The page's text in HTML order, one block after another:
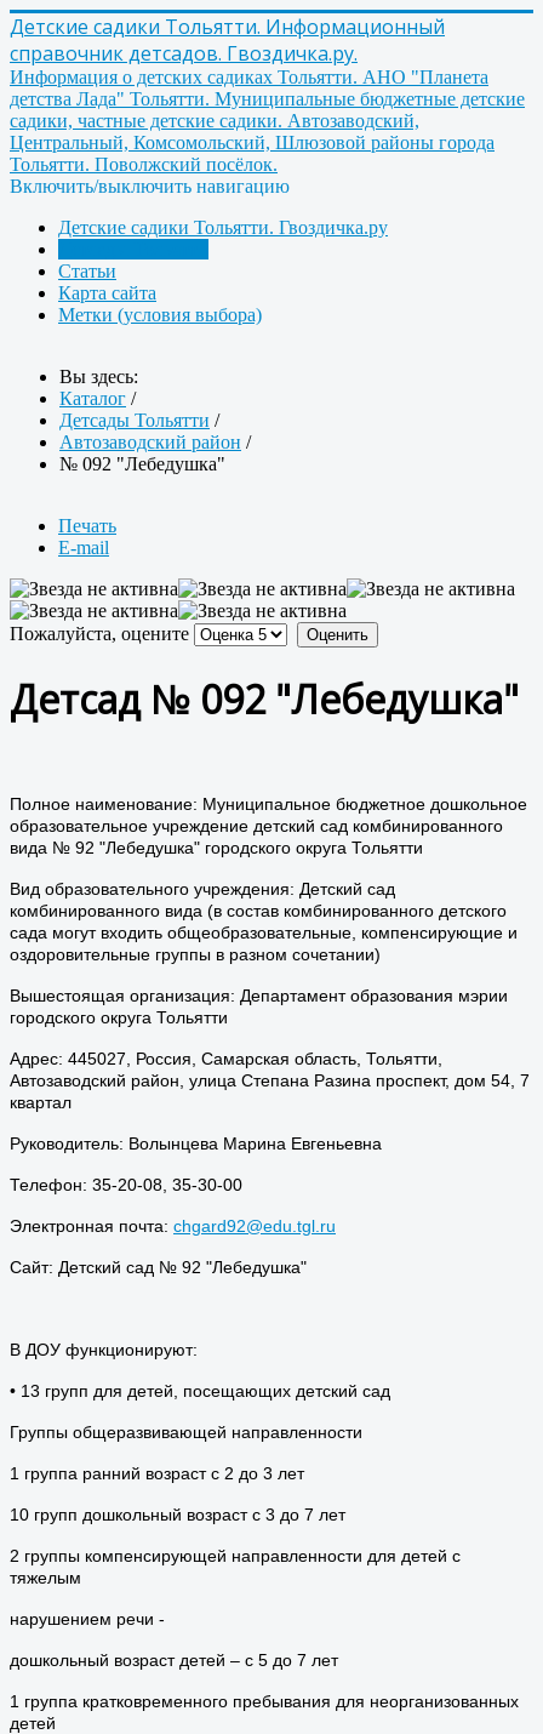
Детские садики Тольятти. Информационный
справочник детсадов. Гвоздичка.ру.
Информация о детских садиках Тольятти. АНО "Планета
детства Лада" Тольятти. Муниципальные бюджетные детские
садики, частные детские садики. Автозаводский,
Центральный, Комсомольский, Шлюзовой районы города
Тольятти. Поволжский посёлок.
Включить/выключить навигацию
Детские садики Тольятти. Гвоздичка.ру
Статьи
Карта сайта
Метки (условия выбора)
Вы здесь:
Каталог /
Детсады Тольятти /
Автозаводский район /
№ 092 "Лебедушка"
Печать
E-mail
Пожалуйста, оцените
Детсад № 092 "Лебедушка"
Полное наименование: Муниципальное бюджетное дошкольное
образовательное учреждение детский сад комбинированного
вида № 92 "Лебедушка" городского округа Тольятти
Вид образовательного учреждения: Детский сад
комбинированного вида (в состав комбинированного детского
сада могут входить общеобразовательные, компенсирующие и
оздоровительные группы в разном сочетании)
Вышестоящая организация: Департамент образования мэрии
городского округа Тольятти
Адрес: 445027, Россия, Самарская область, Тольятти,
Автозаводский район, улица Степана Разина проспект, дом 54, 7
квартал
Руководитель: Волынцева Марина Евгеньевна
Телефон: 35-20-08, 35-30-00
Электронная почта: chgard92@edu.tgl.ru
Сайт: Детский сад № 92 "Лебедушка"
В ДОУ функционируют:
• 13 групп для детей, посещающих детский сад
Группы общеразвивающей направленности
1 группа ранний возраст с 2 до 3 лет
10 групп дошкольный возраст с 3 до 7 лет
2 группы компенсирующей направленности для детей с
тяжелым
нарушением речи -
дошкольный возраст детей – с 5 до 7 лет
1 группа кратковременного пребывания для неорганизованных
детей